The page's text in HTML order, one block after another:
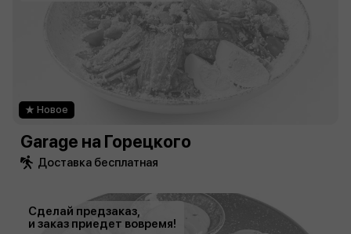
Новое
Garage на Горецкого
Доставка бесплатная
Сделай предзаказ,
и заказ приедет вовремя!